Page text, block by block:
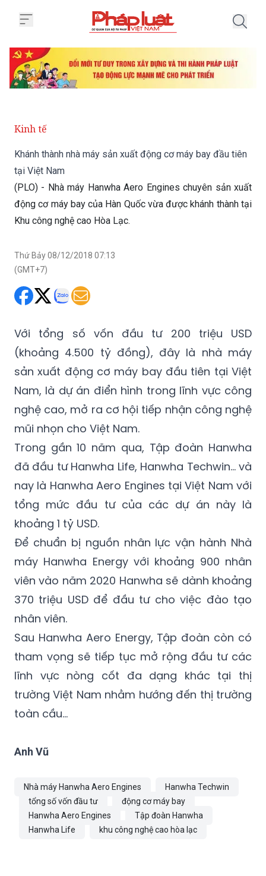
Kinh tế
Khánh thành nhà máy sản xuất động cơ máy bay đầu tiên
tại Việt Nam
(PLO) - Nhà máy Hanwha Aero Engines chuyên sản xuất
động cơ máy bay của Hàn Quốc vừa được khánh thành tại
Khu công nghệ cao Hòa Lạc.
Thứ Bảy 08/12/2018 07:13
(GMT+7)
Với tổng số vốn đầu tư 200 triệu USD
(khoảng 4.500 tỷ đồng), đây là nhà máy
sản xuất động cơ máy bay đầu tiên tại Việt
Nam, là dự án điển hình trong lĩnh vực công
nghệ cao, mở ra cơ hội tiếp nhận công nghệ
mũi nhọn cho Việt Nam.
Trong gần 10 năm qua, Tập đoàn Hanwha
đã đầu tư Hanwha Life, Hanwha Techwin... và
nay là Hanwha Aero Engines tại Việt Nam với
tổng mức đầu tư của các dự án này là
khoảng 1 tỷ USD.
Để chuẩn bị nguồn nhân lực vận hành Nhà
máy Hanwha Energy với khoảng 900 nhân
viên vào năm 2020 Hanwha sẽ dành khoảng
370 triệu USD để đầu tư cho việc đào tạo
nhân viên.
Sau Hanwha Aero Energy, Tập đoàn còn có
tham vọng sẽ tiếp tục mở rộng đầu tư các
lĩnh vực nòng cốt đa dạng khác tại thị
trường Việt Nam nhằm hướng đến thị trường
toàn cầu...
Anh Vũ
Nhà máy Hanwha Aero Engines
Hanwha Techwin
tổng số vốn đầu tư
động cơ máy bay
Hanwha Aero Engines
Tập đoàn Hanwha
Hanwha Life
khu công nghệ cao hòa lạc